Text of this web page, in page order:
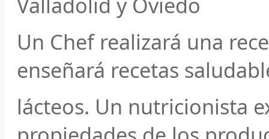
Un Chef realizará una
enseñará recetas
lácteos. Un nutricionista